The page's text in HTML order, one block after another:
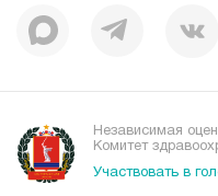
Независимая
Комитет
Участвовать в